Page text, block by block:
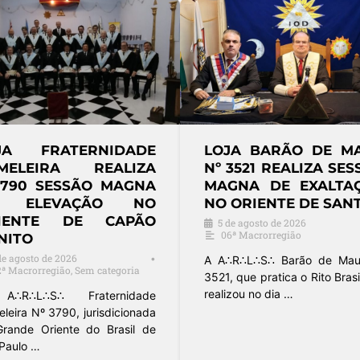
DE MAUÁ
SESSÃO
EXALTAÇÃO
DE SANTOS
de 2026 •
Barão de Mauá nº
o Rito Brasileiro,
…
LOJA CAVALHEIROS DA
ARTE REAL CELEBRA
DIA DOS PAIS EM
SESSÃO MAGNA
CONDUZIDA PELA
ORDEM DEMOLAY
4 de agosto de 2026 •
Sem categoria
A Loja Cavalheiros da Arte Real nº